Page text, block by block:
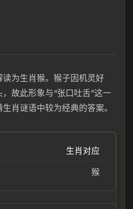
为生肖猴。猴子因机灵好
故此形象与“张口吐舌”这一
肖谜语中较为经典的答案。
生肖对应
猴